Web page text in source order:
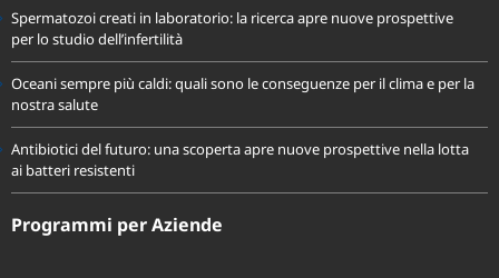
Spermatozoi creati in laboratorio: la ricerca apre nuove prospettive
per lo studio dell’infertilità
Oceani sempre più caldi: quali sono le conseguenze per il clima e per la
Antibiotici del futuro: una scoperta apre nuove prospettive nella lotta
Programmi per Aziende